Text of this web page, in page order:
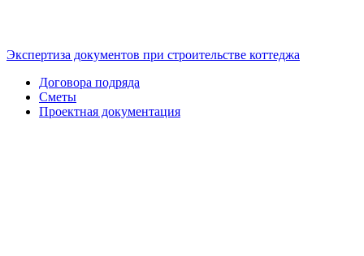
Экспертиза документов при строительстве коттеджа
Договора подряда
Сметы
Проектная документация